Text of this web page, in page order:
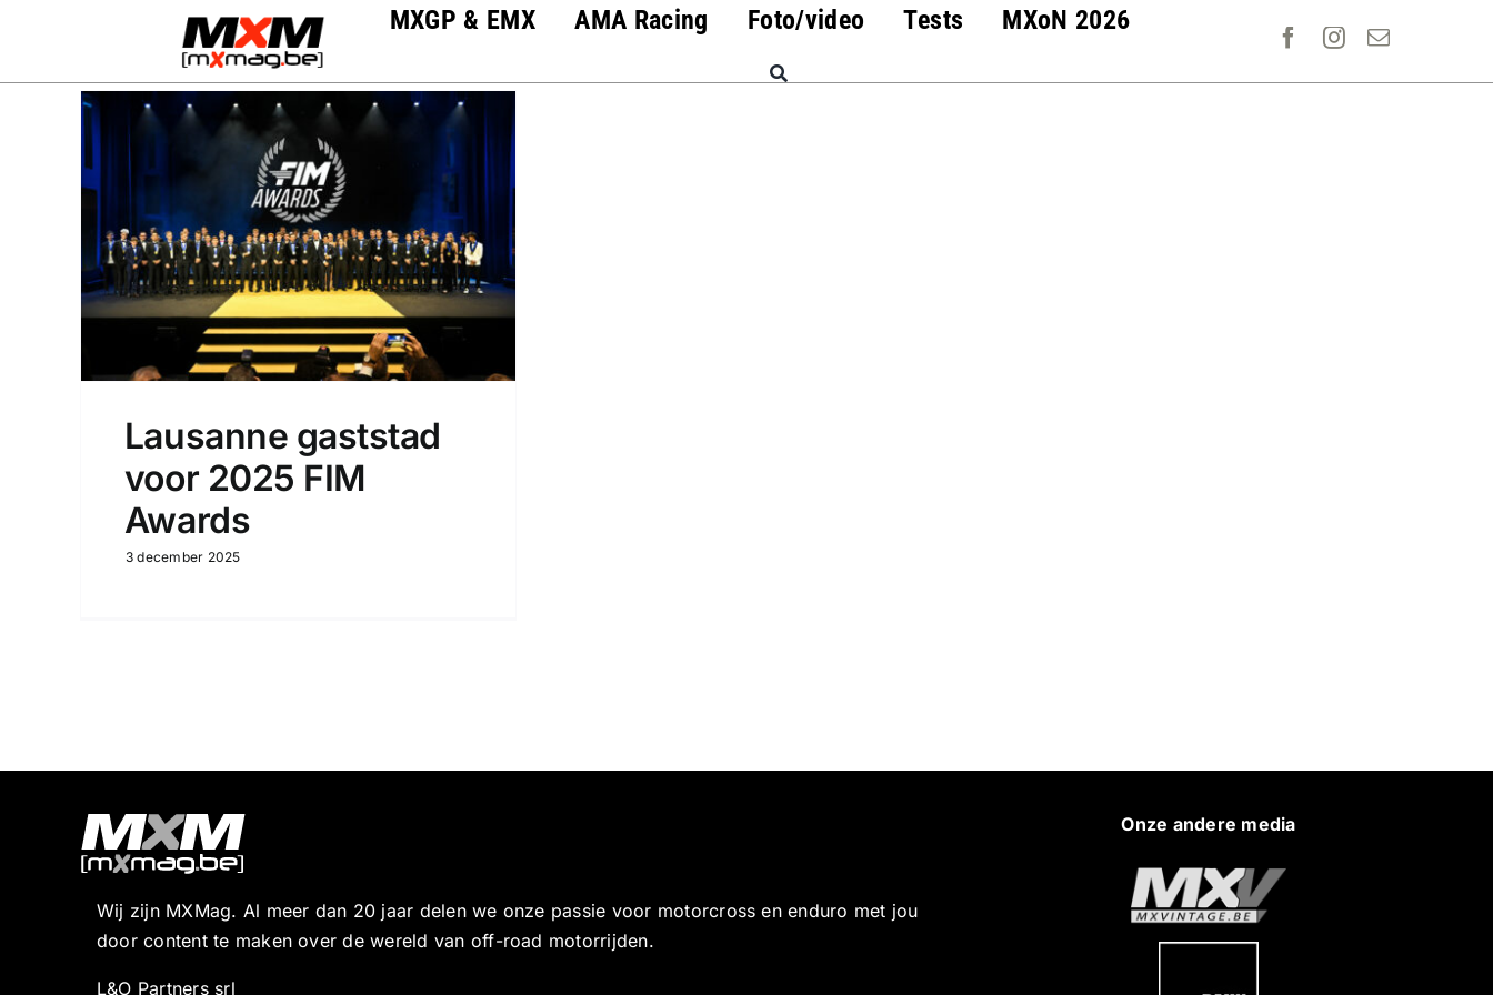
MXGP & EMX AMA Racing Foto/video Tests MXoN 2026
Lausanne gaststad
voor 2025 FIM
Awards
3 december 2025
Wij zijn MXMag. Al meer dan 20 jaar delen we onze passie voor motorcross en enduro met jou
door content te maken over de wereld van off-road motorrijden.
L&O Partners srl
Onze andere media